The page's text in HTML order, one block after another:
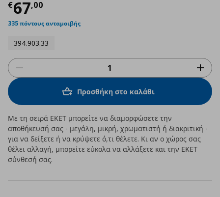
€67,00
Τρέχουσα τιμή
335 πόντους ανταμοιβής
394.903.33
Προσθήκη στο καλάθι
Με τη σειρά ΕΚΕΤ μπορείτε να διαμορφώσετε την
αποθήκευσή σας - μεγάλη, μικρή, χρωματιστή ή διακριτική -
για να δείξετε ή να κρύψετε ό,τι θέλετε. Κι αν ο χώρος σας
θέλει αλλαγή, μπορείτε εύκολα να αλλάξετε και την ΕΚΕΤ
σύνθεσή σας.